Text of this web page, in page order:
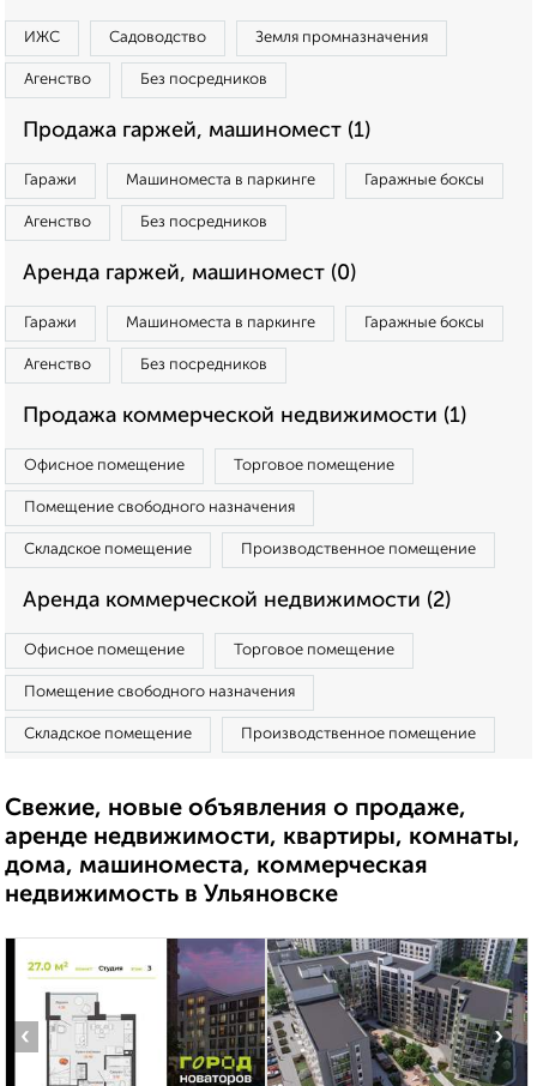
ИЖС Садоводство Земля промназначения
Агенство Без посредников
Продажа гаржей, машиномест (1)
Гаражи Машиноместа в паркинге Гаражные боксы
Агенство Без посредников
Аренда гаржей, машиномест (0)
Гаражи Машиноместа в паркинге Гаражные боксы
Агенство Без посредников
Продажа коммерческой недвижимости (1)
Офисное помещение Торговое помещение
Помещение свободного назначения
Складское помещение Производственное помещение
Аренда коммерческой недвижимости (2)
Офисное помещение Торговое помещение
Помещение свободного назначения
Складское помещение Производственное помещение
Свежие, новые объявления о продаже,
аренде недвижимости, квартиры, комнаты,
дома, машиноместа, коммерческая
недвижимость в Ульяновске
‹ ›